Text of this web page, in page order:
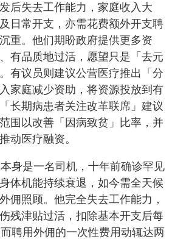
后失去工作能力，家庭收入大
日常开支，亦需花费额外开支聘
重。他们期盼政府提供更多资
有品质地过活，愿望只是「去元
有议员则建议公营医疗推出「分
家庭减少资助，将资源投放到有
长期病患者关注改革联席」建议
围以改善「因病致贫」比率，并
动医疗融资。
身是一名司机，十年前确诊罕见
体机能持续衰退，如今需全天候
佣照顾。他完全失去工作能力，
残津贴过活，扣除基本开支后每
聘用外佣的一次性费用动辄达两